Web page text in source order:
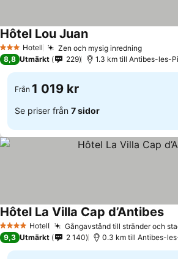
3 StjärnorHotell Zen och mysig inredning
Hôtel Lou Juan
8,8 Utmärkt 229 1.3 km till Antibes-les-
Från 1 019 kr
Se priser från 7 sidor
4 StjärnorHotell Gångavstånd till stränder och
Hôtel La Villa Cap d’Antibes
9,3 Utmärkt 2 140 0.3 km till Antibes-